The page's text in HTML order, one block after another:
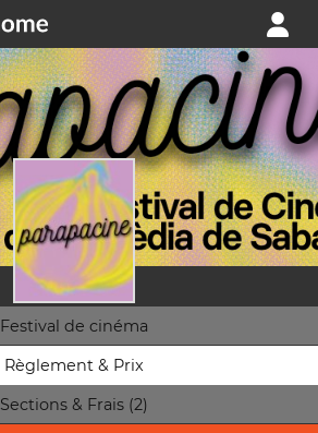
Festival de cinéma
Règlement & Prix
Sections & Frais (2)